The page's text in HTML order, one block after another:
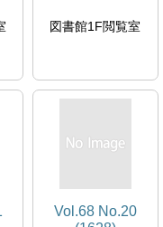
図書館1F閲覧室
Vol.68 No.20